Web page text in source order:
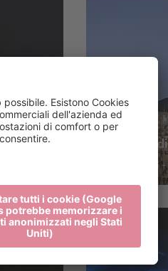
Mercatino
27/11/2026